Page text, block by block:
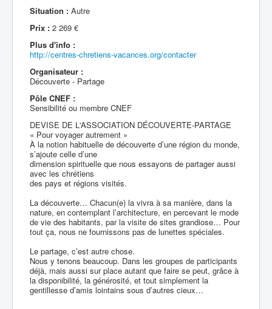
Situation : Autre
Prix : 2 269 €
Plus d'info :
http://centres-chretiens-vacances.org/contacter
Organisateur :
Découverte - Partage
Pôle CNEF :
Sensibilité ou membre CNEF
DEVISE DE L'ASSOCIATION DÉCOUVERTE-PARTAGE
« Pour voyager autrement »
À la notion habituelle de découverte d’une région du monde,
s’ajoute celle d’une
dimension spirituelle que nous essayons de partager aussi
avec les chrétiens
des pays et régions visités.
La découverte… Chacun(e) la vivra à sa manière, dans la
nature, en contemplant l’architecture, en percevant le mode
de vie des habitants, par la visite de sites grandiose… Pour
tout ça, nous ne fournissons pas de lunettes spéciales.
Le partage, c’est autre chose.
Nous y tenons beaucoup. Dans les groupes de participants
déjà, mais aussi sur place autant que faire se peut, grâce à
la disponibilité, la générosité, et tout simplement la
gentillesse d’amis lointains sous d’autres cieux…